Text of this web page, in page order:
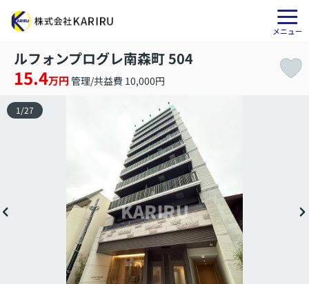
ルフォンプログレ南森町 504
15.4万円 管理/共益費 10,000円
1 /27